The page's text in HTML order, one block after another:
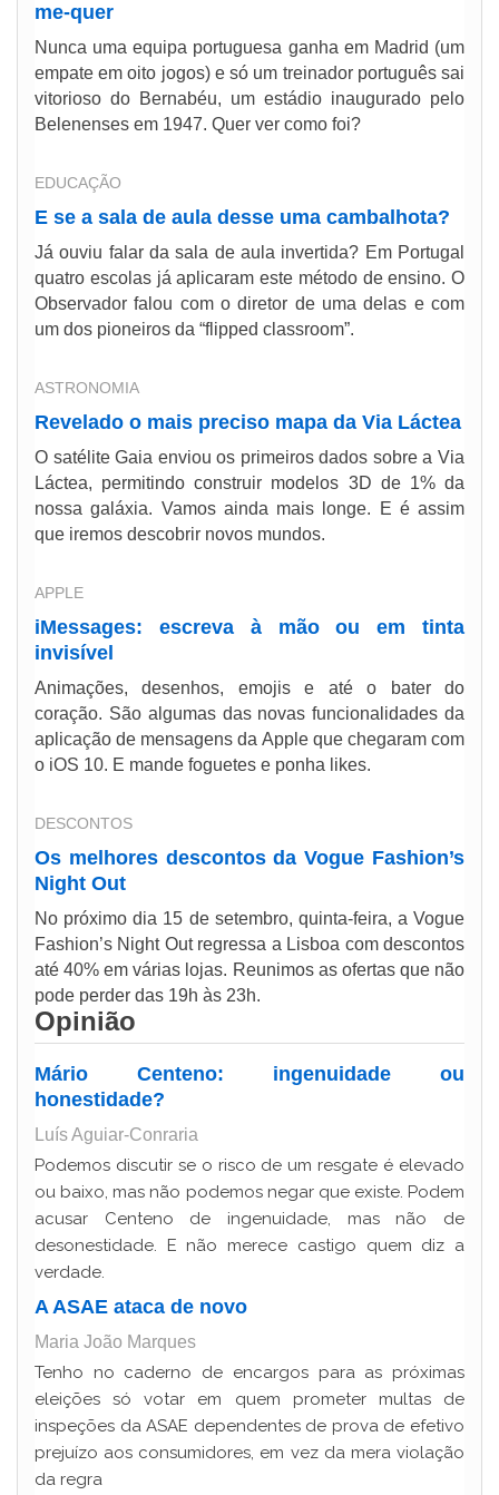
me-quer
Nunca uma equipa portuguesa ganha em Madrid (um
empate em oito jogos) e só um treinador português sai
vitorioso do Bernabéu, um estádio inaugurado pelo
Belenenses em 1947. Quer ver como foi?
EDUCAÇÃO
E se a sala de aula desse uma cambalhota?
Já ouviu falar da sala de aula invertida? Em Portugal
quatro escolas já aplicaram este método de ensino. O
Observador falou com o diretor de uma delas e com
um dos pioneiros da “flipped classroom”.
ASTRONOMIA
Revelado o mais preciso mapa da Via Láctea
O satélite Gaia enviou os primeiros dados sobre a Via
Láctea, permitindo construir modelos 3D de 1% da
nossa galáxia. Vamos ainda mais longe. E é assim
que iremos descobrir novos mundos.
APPLE
iMessages: escreva à mão ou em tinta
invisível
Animações, desenhos, emojis e até o bater do
coração. São algumas das novas funcionalidades da
aplicação de mensagens da Apple que chegaram com
o iOS 10. E mande foguetes e ponha likes.
DESCONTOS
Os melhores descontos da Vogue Fashion’s
Night Out
No próximo dia 15 de setembro, quinta-feira, a Vogue
Fashion’s Night Out regressa a Lisboa com descontos
até 40% em várias lojas. Reunimos as ofertas que não
pode perder das 19h às 23h.
Opinião
Mário Centeno: ingenuidade ou
honestidade?
Luís Aguiar-Conraria
Podemos discutir se o risco de um resgate é elevado
ou baixo, mas não podemos negar que existe. Podem
acusar Centeno de ingenuidade, mas não de
desonestidade. E não merece castigo quem diz a
verdade.
A ASAE ataca de novo
Maria João Marques
Tenho no caderno de encargos para as próximas
eleições só votar em quem prometer multas de
inspeções da ASAE dependentes de prova de efetivo
prejuízo aos consumidores, em vez da mera violação
da regra